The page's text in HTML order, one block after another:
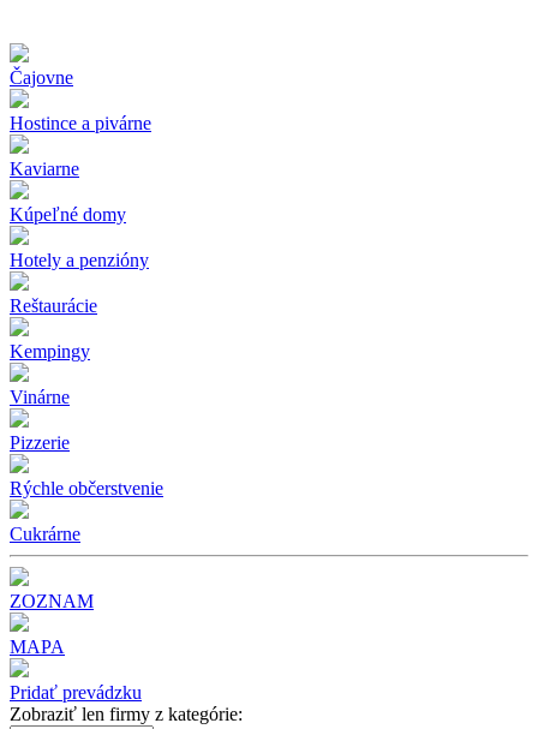
Čajovne
Hostince a pivárne
Kaviarne
Kúpeľné domy
Hotely a penzióny
Reštaurácie
Kempingy
Vinárne
Pizzerie
Rýchle občerstvenie
Cukrárne
ZOZNAM
MAPA
Pridať prevádzku
Zobraziť len firmy z kategórie: